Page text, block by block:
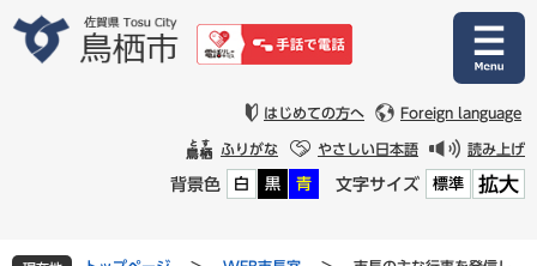
はじめての方へ Foreign language
ふりがな やさしい日本語 読み上げ
背景色 白 黒 青 文字サイズ 標準 拡大